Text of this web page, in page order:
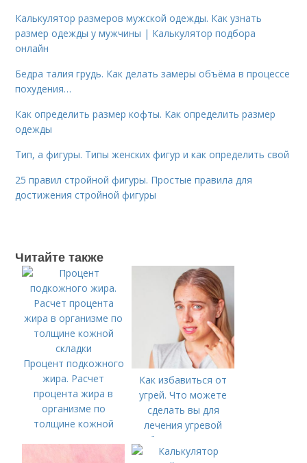
Калькулятор размеров мужской одежды. Как узнать
размер одежды у мужчины | Калькулятор подбора
онлайн
Бедра талия грудь. Как делать замеры объёма в процессе
похудения…
Как определить размер кофты. Как определить размер
одежды
Тип, а фигуры. Типы женских фигур и как определить свой
25 правил стройной фигуры. Простые правила для
достижения стройной фигуры
Читайте также
Процент подкожного
жира. Расчет
процента жира в
организме по
толщине кожной
Как избавиться от
угрей. Что можете
сделать вы для
лечения угревой
болезни (акне)